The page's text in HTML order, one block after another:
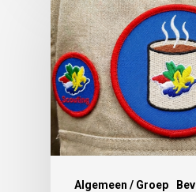
Algemeen / Groep